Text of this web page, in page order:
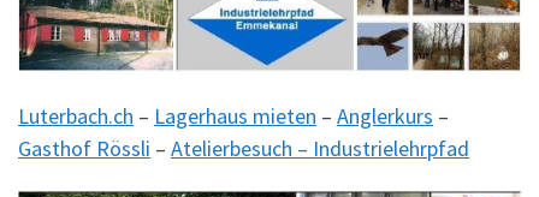
Luterbach.ch – Lagerhaus mieten – Anglerkurs –
Gasthof Rössli – Atelierbesuch – Industrielehrpfad